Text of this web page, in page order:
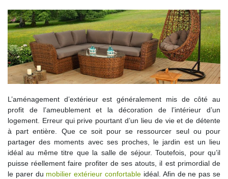
L’aménagement d’extérieur est généralement mis de côté au
profit de l’ameublement et la décoration de l’intérieur d’un
logement. Erreur qui prive pourtant d’un lieu de vie et de détente
à part entière. Que ce soit pour se ressourcer seul ou pour
partager des moments avec ses proches, le jardin est un lieu
idéal au même titre que la salle de séjour. Toutefois, pour qu’il
puisse réellement faire profiter de ses atouts, il est primordial de
le parer du mobilier extérieur confortable idéal. Afin de ne pas se